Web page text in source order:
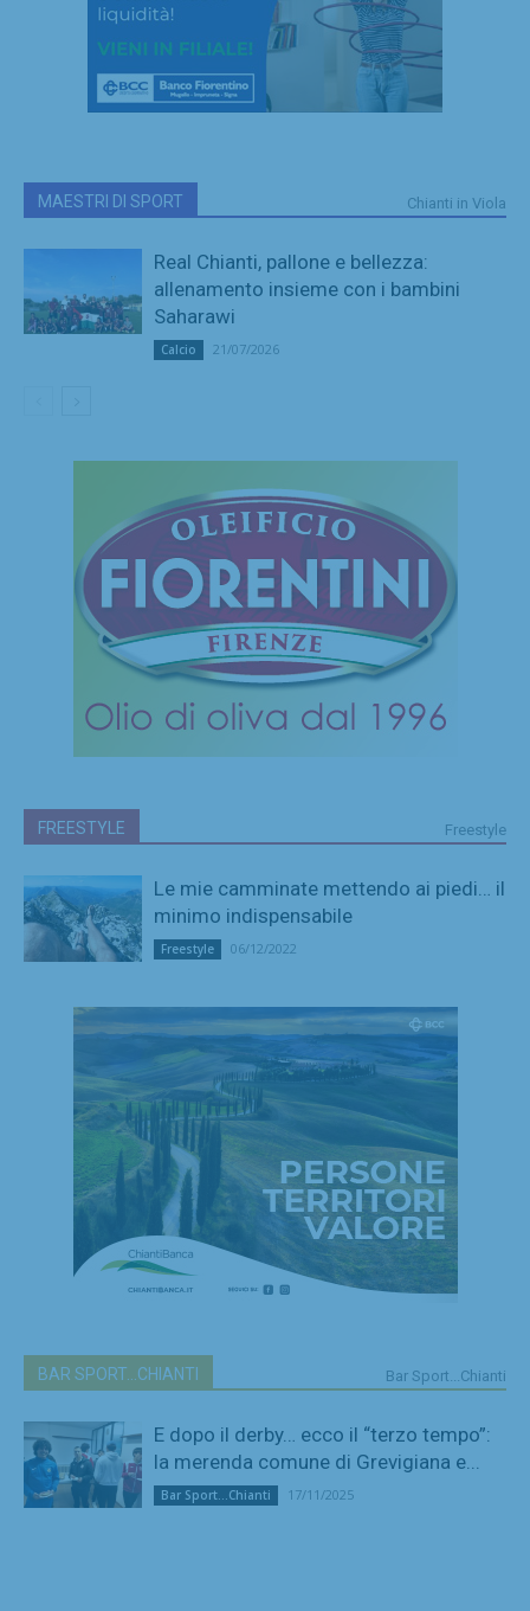
MAESTRI DI SPORT Chianti in Viola
Real Chianti, pallone e bellezza:
allenamento insieme con i bambini
Saharawi
Calcio 21/07/2026
FREESTYLE Freestyle
Le mie camminate mettendo ai piedi… il
minimo indispensabile
Freestyle 06/12/2022
BAR SPORT...CHIANTI Bar Sport...Chianti
E dopo il derby… ecco il “terzo tempo”:
la merenda comune di Grevigiana e...
Bar Sport...Chianti 17/11/2025